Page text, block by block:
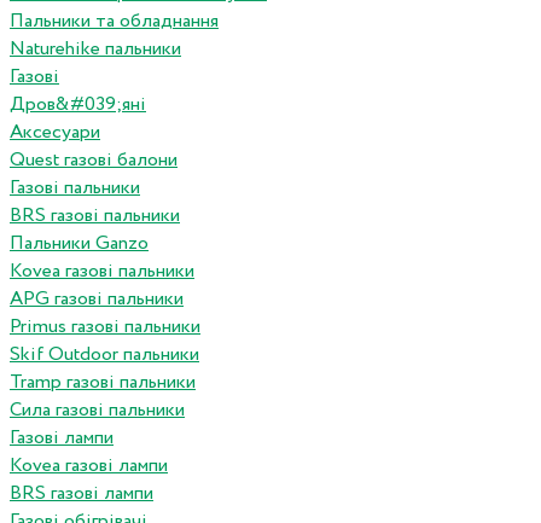
Пальники та обладнання
Naturehike пальники
Газові
Дров&#039;яні
Аксесуари
Quest газові балони
Газові пальники
BRS газові пальники
Пальники Ganzo
Kovea газові пальники
APG газові пальники
Primus газові пальники
Skif Outdoor пальники
Tramp газові пальники
Сила газові пальники
Газові лампи
Kovea газові лампи
BRS газові лампи